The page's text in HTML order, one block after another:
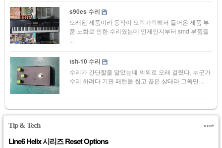
s90es 수리
오래된 제품이라 동작이 오락가락해서 들어온 제품 부
품 노화로 인한 수리였는데 언제인지부터 smd 부품들
...
tsh-10 수리
수리가 간단할줄 알았는데 의외로 오래 걸렸다. 누군가
수리 하려다 기판 패턴을 씹고 끊은 상태라 그쪽만 ...
Tip & Tech more
Line6 Helix 시리즈 Reset Options